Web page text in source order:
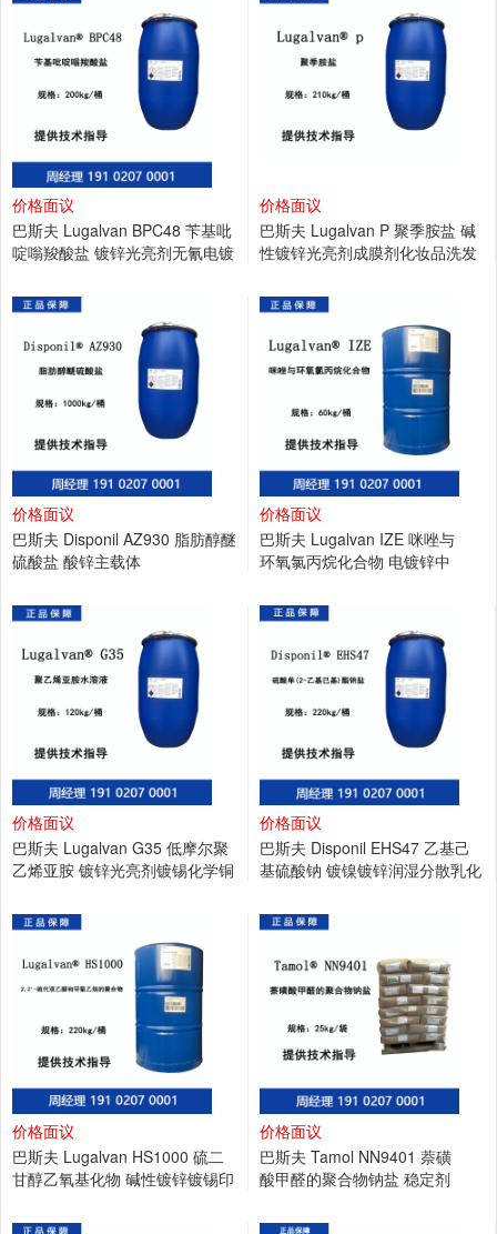
价格面议
巴斯夫 Lugalvan BPC48 苄基吡
啶嗡羧酸盐 镀锌光亮剂无氰电镀
价格面议
巴斯夫 Lugalvan P 聚季胺盐 碱
性镀锌光亮剂成膜剂化妆品洗发
价格面议
巴斯夫 Disponil AZ930 脂肪醇醚
硫酸盐 酸锌主载体
价格面议
巴斯夫 Lugalvan IZE 咪唑与
环氧氯丙烷化合物 电镀锌中
价格面议
巴斯夫 Lugalvan G35 低摩尔聚
乙烯亚胺 镀锌光亮剂镀锡化学铜
价格面议
巴斯夫 Disponil EHS47 乙基己
基硫酸钠 镀镍镀锌润湿分散乳化
价格面议
巴斯夫 Lugalvan HS1000 硫二
甘醇乙氧基化物 碱性镀锌镀锡印
价格面议
巴斯夫 Tamol NN9401 萘磺
酸甲醛的聚合物钠盐 稳定剂